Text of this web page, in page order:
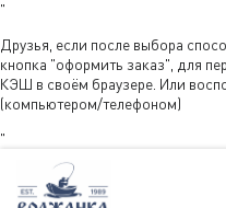
"
Друзья, если после выбора
кнопка "оформить заказ", для
КЭШ в своём браузере. Или
(компьютером/телефоном)
"